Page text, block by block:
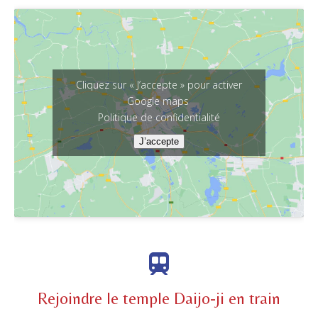
Cliquez sur « J’accepte » pour activer
Google maps
Politique de confidentialité
J’accepte
Rejoindre le temple Daijo-ji en train